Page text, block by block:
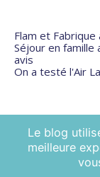
Flam et
Séjour en famille
avis
On a testé l'Air
Le blog
meilleure